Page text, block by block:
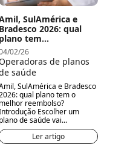
SulAmérica e
Bradesco 2026: qual
plano tem...
02/26
Operadoras de planos
saúde
SulAmérica e Bradesco
qual plano tem o
melhor reembolso?
Escolher um
plano de saúde vai...
Ler artigo